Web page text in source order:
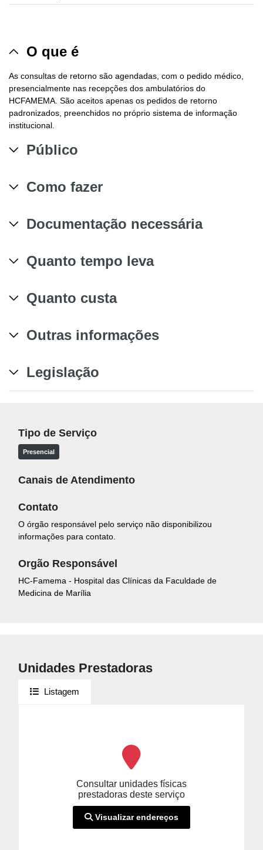
O que é
As consultas de retorno são agendadas, com o pedido médico,
presencialmente nas recepções dos ambulatórios do
HCFAMEMA. São aceitos apenas os pedidos de retorno
padronizados, preenchidos no próprio sistema de informação
institucional.
Público
Como fazer
Documentação necessária
Quanto tempo leva
Quanto custa
Outras informações
Legislação
Tipo de Serviço
Presencial
Canais de Atendimento
Contato
O órgão responsável pelo serviço não disponibilizou
informações para contato.
Orgão Responsável
HC-Famema - Hospital das Clínicas da Faculdade de
Medicina de Marília
Unidades Prestadoras
Listagem
Consultar unidades físicas
prestadoras deste serviço
Visualizar endereços